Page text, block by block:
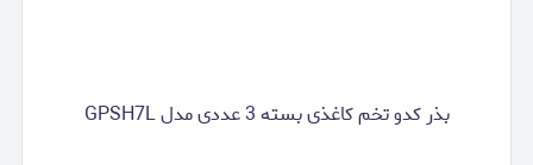
بذر کدو تخم کاغذی بسته 3 عددی مدل GPSH7L